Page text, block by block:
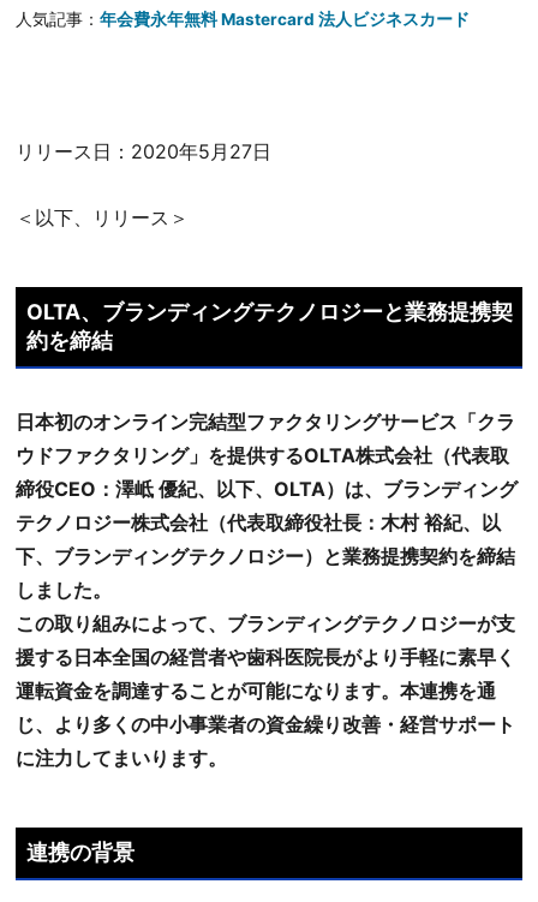
人気記事：年会費永年無料 Mastercard 法人ビジネスカード
リリース日：2020年5月27日
＜以下、リリース＞
OLTA、ブランディングテクノロジーと業務提携契
約を締結
日本初のオンライン完結型ファクタリングサービス「クラ
ウドファクタリング」を提供するOLTA株式会社（代表取
締役CEO：澤岻 優紀、以下、OLTA）は、ブランディング
テクノロジー株式会社（代表取締役社長：木村 裕紀、以
下、ブランディングテクノロジー）と業務提携契約を締結
しました。
この取り組みによって、ブランディングテクノロジーが支
援する日本全国の経営者や歯科医院長がより手軽に素早く
運転資金を調達することが可能になります。本連携を通
じ、より多くの中小事業者の資金繰り改善・経営サポート
に注力してまいります。
連携の背景